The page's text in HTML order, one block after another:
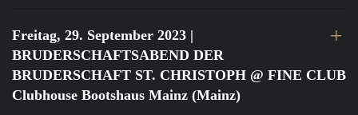
Freitag, 29. September 2023 |
BRUDERSCHAFTSABEND DER
BRUDERSCHAFT ST. CHRISTOPH @ FINE CLUB
Clubhouse Bootshaus Mainz (Mainz)